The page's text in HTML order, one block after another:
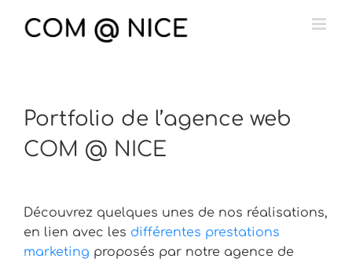
Portfolio de l’agence web
COM @ NICE
Découvrez quelques unes de nos réalisations,
en lien avec les différentes prestations
marketing proposés par notre agence de